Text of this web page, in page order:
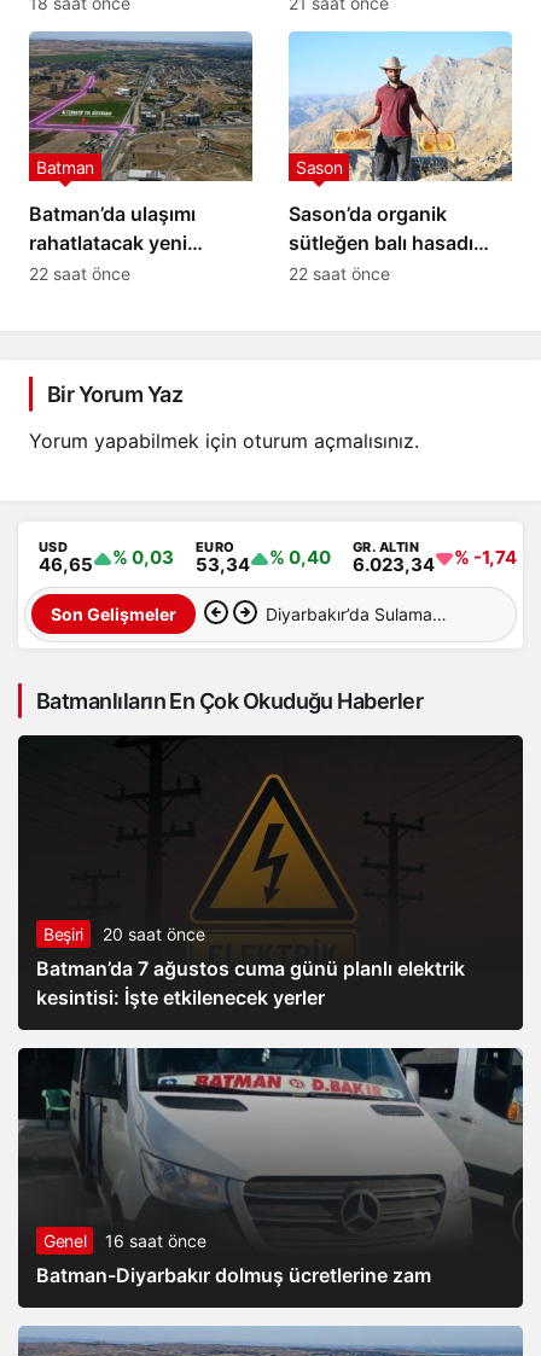
etkilenecek yerler
Batman’da ulaşımı
rahatlatacak yeni
alternatif bağlantı yolu
Batman
22 saat önce
Sason’da organik
sütleğen balı hasadı
gerçekleştirildi
Sason
22 saat önce
Bir Yorum Yaz
Yorum yapabilmek için oturum açmalısınız.
USD
46,65 % 0,03 EURO
53,34 % 0,40 GR. ALTIN
6.023,34 % -1,74
Son Gelişmeler Diyarbakır’da Sulama
Hayatını Kaybetti
Batmanlıların En Çok Okuduğu Haberler
Beşiri 20 saat önce
Batman’da 7 ağustos cuma günü planlı elektrik
kesintisi: İşte etkilenecek yerler
Genel 16 saat önce
Batman-Diyarbakır dolmuş ücretlerine zam